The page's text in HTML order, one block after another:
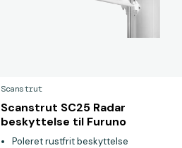
Scanstrut
Scanstrut SC25 Radar
beskyttelse til Furuno
Poleret rustfrit beskyttelse